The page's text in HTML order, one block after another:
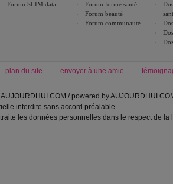
Forum SLIM data
Forum forme santé
Forum beauté
Forum communauté
plan du site envoyer à une amie
/ powered by
interdite sans accord préalable.
les données personnelles dans le respect de